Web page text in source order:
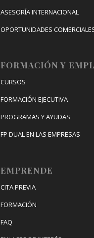
ASESORÍA INTERNACIONAL
OPORTUNIDADES
FORMACIÓN Y
CURSOS
FORMACIÓN EJECUTIVA
PROGRAMAS Y AYUDAS
FP DUAL EN LAS EMPRESAS
EMPRENDE
CITA PREVIA
FORMACIÓN
FAQ